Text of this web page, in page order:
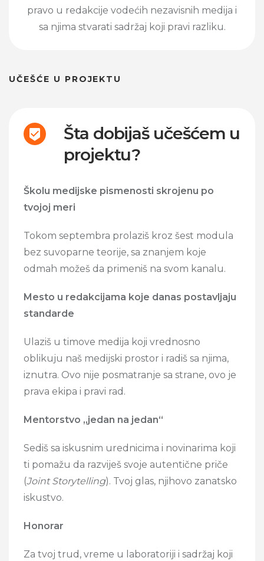
pravo u redakcije vodećih nezavisnih medija i
sa njima stvarati sadržaj koji pravi razliku.
UČEŠĆE U PROJEKTU
Šta dobijaš učešćem u
projektu?
Školu medijske pismenosti skrojenu po
tvojoj meri
Tokom septembra prolaziš kroz šest modula
bez suvoparne teorije, sa znanjem koje
odmah možeš da primeniš na svom kanalu.
Mesto u redakcijama koje danas postavljaju
standarde
Ulaziš u timove medija koji vrednosno
oblikuju naš medijski prostor i radiš sa njima,
iznutra. Ovo nije posmatranje sa strane, ovo je
prava ekipa i pravi rad.
Mentorstvo „jedan na jedan“
Sediš sa iskusnim urednicima i novinarima koji
ti pomažu da razviješ svoje autentične priče
(Joint Storytelling). Tvoj glas, njihovo zanatsko
iskustvo.
Honorar
Za tvoj trud, vreme u laboratoriji i sadržaj koji